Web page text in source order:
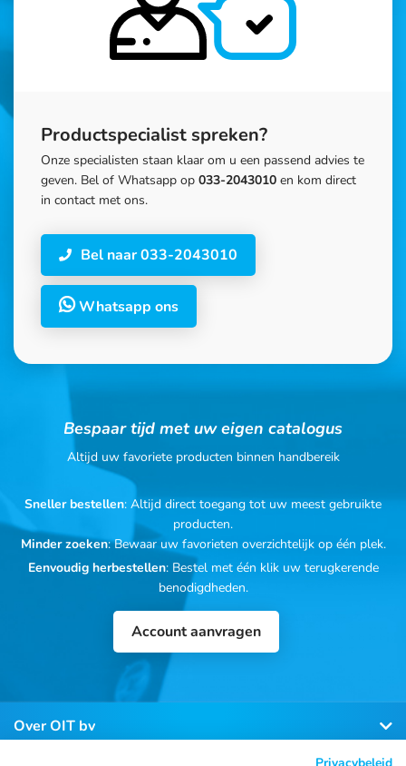
Productspecialist spreken?
Onze specialisten staan klaar om u een passend advies te
geven. Bel of Whatsapp op 033-2043010 en kom direct
in contact met ons.
Bel naar 033-2043010
Whatsapp ons
Bespaar tijd met uw eigen catalogus
Altijd uw favoriete producten binnen handbereik
Sneller bestellen: Altijd direct toegang tot uw meest gebruikte
producten.
Minder zoeken: Bewaar uw favorieten overzichtelijk op één plek.
Eenvoudig herbestellen: Bestel met één klik uw terugkerende
benodigdheden.
Account aanvragen
Over OIT bv